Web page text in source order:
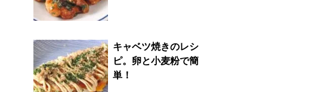
キャベツ焼きのレシ
ピ。卵と小麦粉で簡
単！